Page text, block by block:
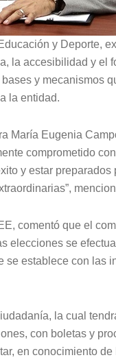
y Deporte,
la accesibilidad y el
y mecanismos
la entidad.
María Eugenia
comprometido
y estar preparados
comentó que el
elecciones se
establece con las
la cual
con boletas y
en conocimiento